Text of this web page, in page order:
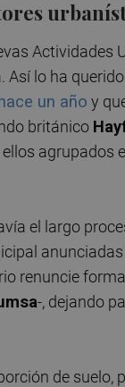
Actividades
Así lo ha querido
un año y
británico
agrupados
el largo
renuncie
-, dejando
de